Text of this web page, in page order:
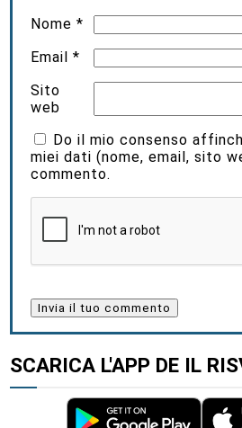
Nome*
Email*
Sito
web
Do il mio consenso
miei dati (nome, email, sito
commento.
SCARICA L'APP DE IL